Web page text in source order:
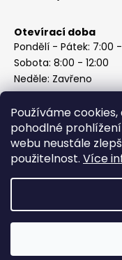
Používáme
pohodlné
webu neustále
použitelnost. Více
Otevírací doba
Pondělí - Pátek: 7:00 -
Sobota: 8:00 - 12:00
Neděle: Zavřeno
Instagram
Copyright 2026ABC